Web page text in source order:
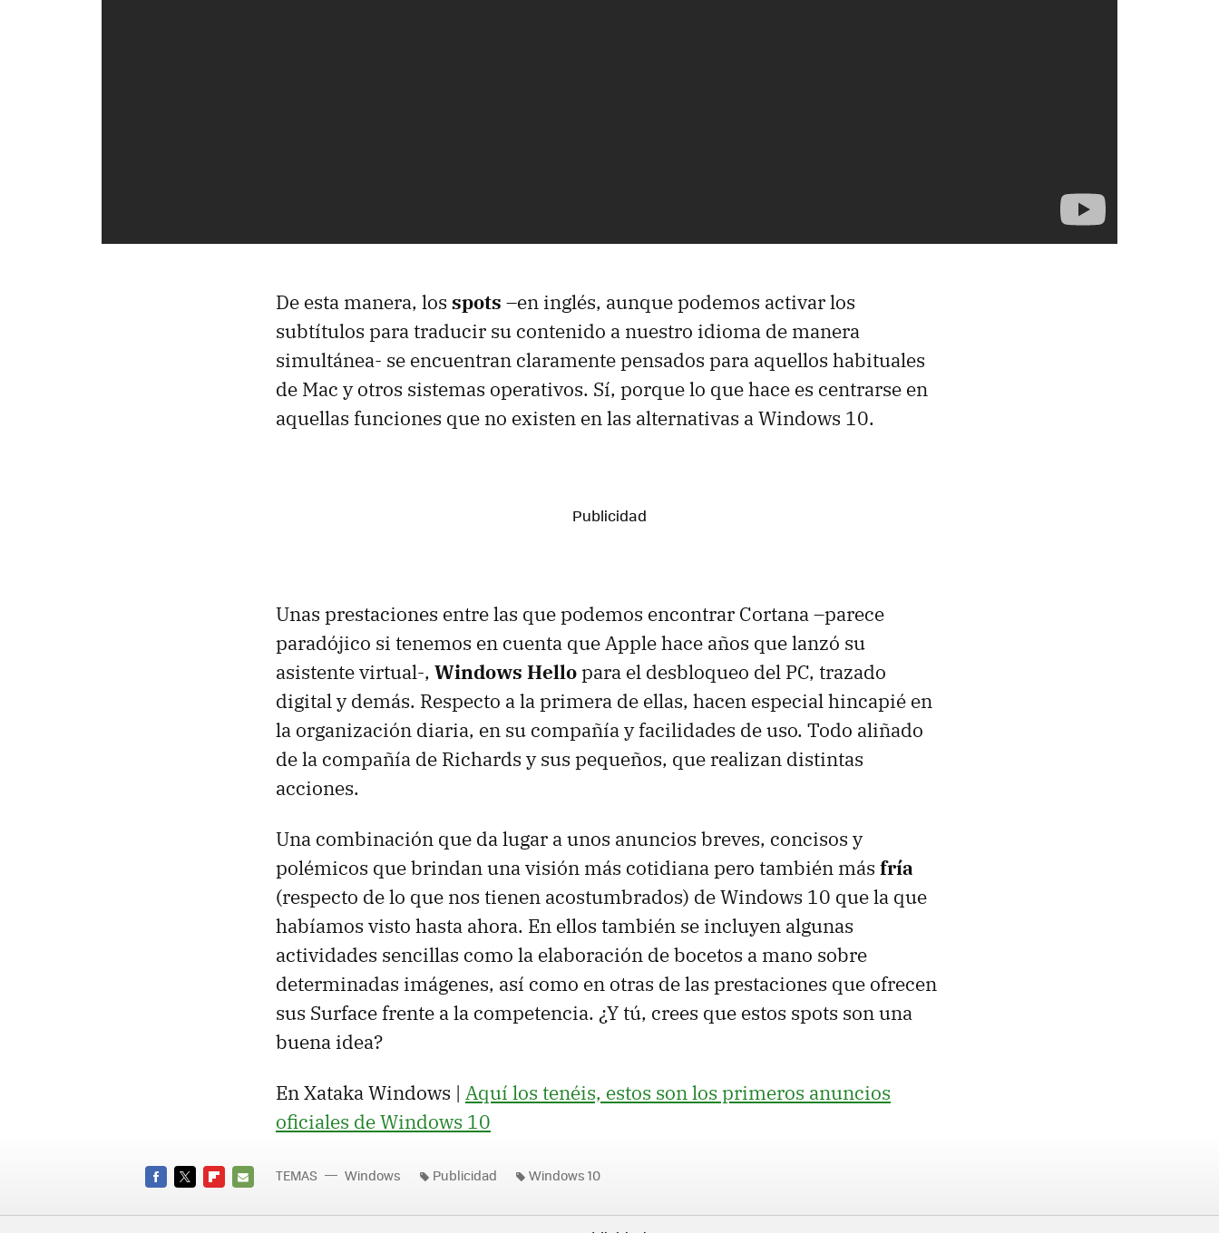
De esta manera, los spots –en inglés, aunque podemos activar los
subtítulos para traducir su contenido a nuestro idioma de manera
simultánea- se encuentran claramente pensados para aquellos habituales
de Mac y otros sistemas operativos. Sí, porque lo que hace es centrarse en
aquellas funciones que no existen en las alternativas a Windows 10.
Unas prestaciones entre las que podemos encontrar Cortana –parece
paradójico si tenemos en cuenta que Apple hace años que lanzó su
asistente virtual-, Windows Hellopara el desbloqueo del PC, trazado
digital y demás. Respecto a la primera de ellas, hacen especial hincapié en
la organización diaria, en su compañía y facilidades de uso. Todo aliñado
de la compañía de Richards y sus pequeños, que realizan distintas
acciones.
Una combinación que da lugar a unos anuncios breves, concisos y
polémicos que brindan una visión más cotidiana pero también más fría
(respecto de lo que nos tienen acostumbrados) de Windows 10 que la que
habíamos visto hasta ahora. En ellos también se incluyen algunas
actividades sencillas como la elaboración de bocetos a mano sobre
determinadas imágenes, así como en otras de las prestaciones que ofrecen
sus Surface frente a la competencia. ¿Y tú, crees que estos spots son una
buena idea?
En Xataka Windows | Aquí los tenéis, estos son los primeros anuncios
oficiales de Windows 10
MAIL
TEMAS Windows Publicidad Windows 10